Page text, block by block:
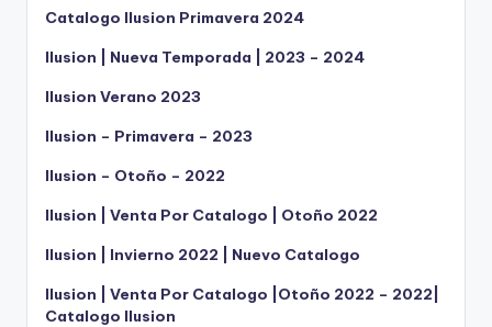
Catalogo Ilusion Primavera 2024
Ilusion | Nueva Temporada | 2023 – 2024
Ilusion Verano 2023
Ilusion – Primavera – 2023
Ilusion – Otoño – 2022
Ilusion | Venta Por Catalogo | Otoño 2022
Ilusion | Invierno 2022 | Nuevo Catalogo
Ilusion | Venta Por Catalogo |Otoño 2022 – 2022|
Catalogo Ilusion